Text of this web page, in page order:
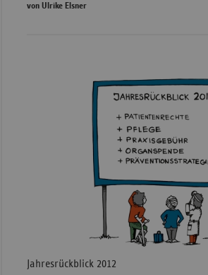
von Ulrike Elsner
Jahresrückblick 2012